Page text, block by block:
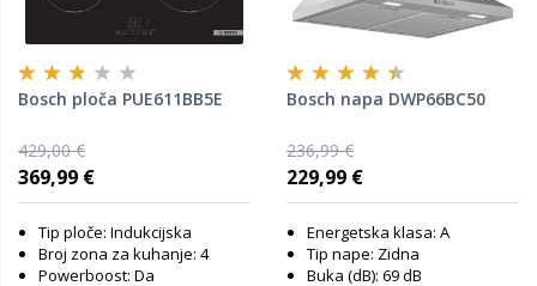
Bosch ploča PUE611BB5E
429,00 €
369,99 €
Tip ploče: Indukcijska
Broj zona za kuhanje: 4
Powerboost: Da
Bosch napa DWP66BC50
236,99 €
229,99 €
Energetska klasa: A
Tip nape: Zidna
Buka (dB): 69 dB